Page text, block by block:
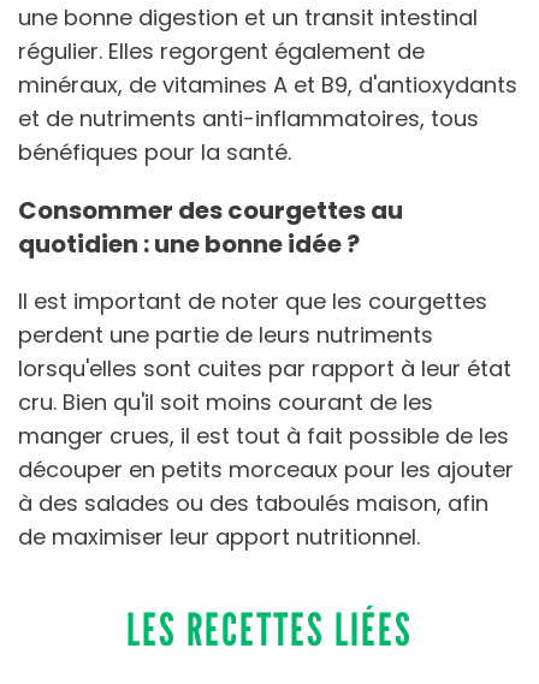
une bonne digestion et un transit intestinal
régulier. Elles regorgent également de
minéraux, de vitamines A et B9, d'antioxydants
et de nutriments anti-inflammatoires, tous
bénéfiques pour la santé.
Consommer des courgettes au
quotidien : une bonne idée ?
Il est important de noter que les courgettes
perdent une partie de leurs nutriments
lorsqu'elles sont cuites par rapport à leur état
cru. Bien qu'il soit moins courant de les
manger crues, il est tout à fait possible de les
découper en petits morceaux pour les ajouter
à des salades ou des taboulés maison, afin
de maximiser leur apport nutritionnel.
LES RECETTES LIÉES